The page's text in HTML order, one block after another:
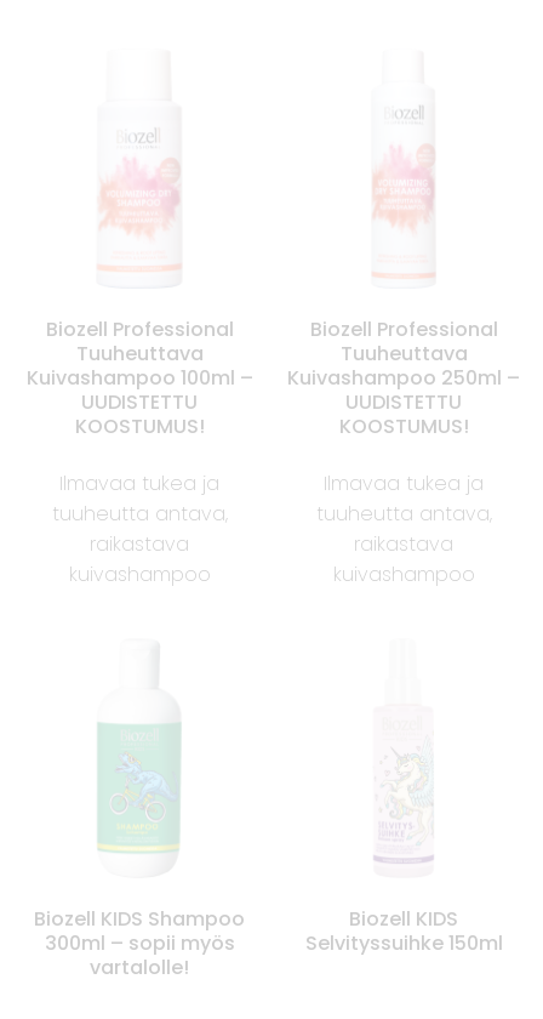
Biozell Professional
Tuuheuttava
Kuivashampoo 100ml –
UUDISTETTU
KOOSTUMUS!
Ilmavaa tukea ja
tuuheutta antava,
raikastava
kuivashampoo
Biozell Professional
Tuuheuttava
Kuivashampoo 250ml –
UUDISTETTU
KOOSTUMUS!
Ilmavaa tukea ja
tuuheutta antava,
raikastava
kuivashampoo
Biozell KIDS Shampoo
300ml – sopii myös
vartalolle!
Biozell KIDS
Selvityssuihke 150ml